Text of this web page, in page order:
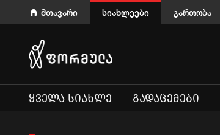
მთავარი სიახლეები გართობა
ᲧᲕᲔᲚᲐ ᲡᲘᲐᲮᲚᲔ ᲒᲐᲓᲐᲪᲔᲛᲔᲑᲘ